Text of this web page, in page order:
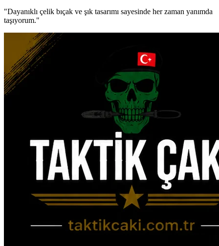
"Dayanıklı çelik bıçak ve şık tasarımı sayesinde her zaman yanımda
taşıyorum."